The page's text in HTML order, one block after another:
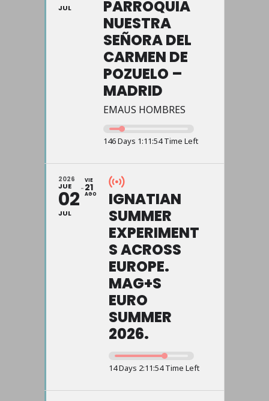
JUL
PARROQUIA
NUESTRA
SEÑORA DEL
CARMEN DE
POZUELO –
MADRID
EMAUS HOMBRES
146 Days 1:11:54 Time Left
2026
JUE
02
JUL
VIE
21
AGO
IGNATIAN
SUMMER
EXPERIMENT
S ACROSS
EUROPE.
MAG+S
EURO
SUMMER
2026.
14 Days 2:11:54 Time Left